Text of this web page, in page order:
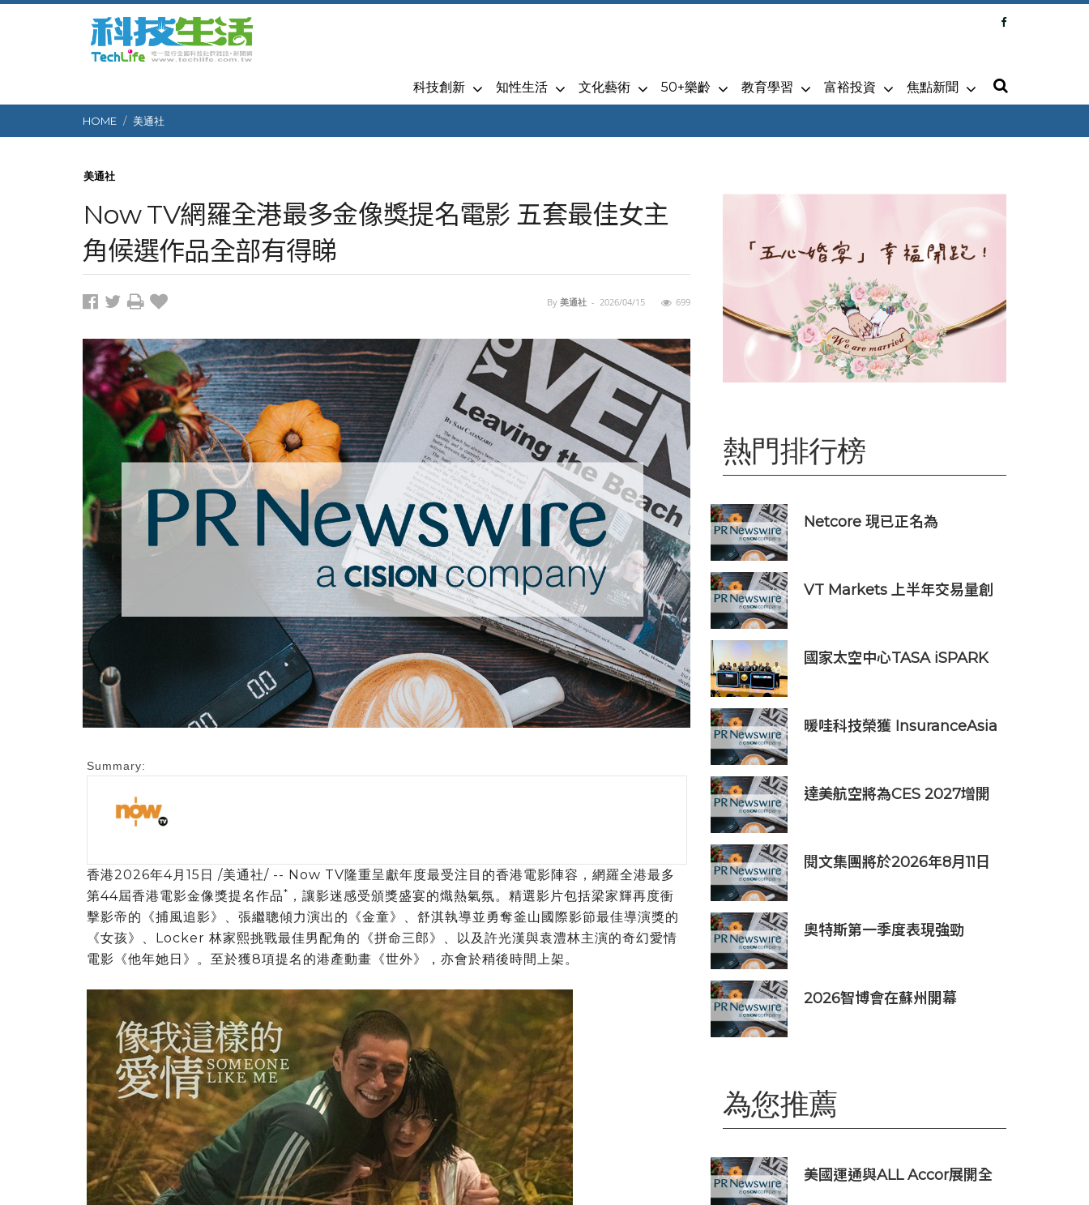
科技創新 知性生活 文化藝術 50+樂齡 教育學習 富裕投資 焦點新聞
HOME 美通社
美通社
Now TV網羅全港最多金像獎提名電影 五套最佳女主
角候選作品全部有得睇
By 美通社 - 2026/04/15 699
Summary:
香港2026年4月15日 /美通社/ -- Now TV隆重呈獻年度最受注目的香港電影陣容，網羅全港最多
第44屆香港電影金像獎提名作品* ，讓影迷感受頒獎盛宴的熾熱氣氛。精選影片包括梁家輝再度衝
擊影帝的《捕風追影》、張繼聰傾力演出的《金童》、舒淇執導並勇奪釜山國際影節最佳導演獎的
《女孩》、Locker 林家熙挑戰最佳男配角的《拼命三郎》、以及許光漢與袁澧林主演的奇幻愛情
電影《他年她日》。至於獲8項提名的港產動畫《世外》，亦會於稍後時間上架。
熱門排行榜
Netcore 現已正名為
長責任
VT Markets 上半年交易量創
國家太空中心TASA iSPARK
暖哇科技榮獲 InsuranceAsia
達美航空將為CES 2027增開
閱文集團將於2026年8月11日
奧特斯第一季度表現強勁
2026智博會在蘇州開幕
為您推薦
美國運通與ALL Accor展開全